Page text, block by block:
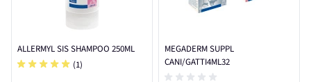
ALLERMYL SIS SHAMPOO 250ML
(1)
MEGADERM SUPPL
CANI/GATTI4ML32